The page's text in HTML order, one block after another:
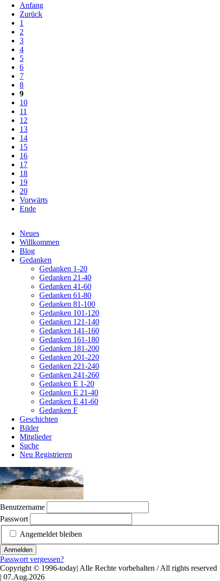
Anfang
Zurück
1
2
3
4
5
6
7
8
9
10
11
12
13
14
15
16
17
18
19
20
Vorwärts
Ende
überspringen
Neues
Willkommen
Blog
Gedanken
Gedanken 1-20
Gedanken 21-40
Gedanken 41-60
Gedanken 61-80
Gedanken 81-100
Gedanken 101-120
Gedanken 121-140
Gedanken 141-160
Gedanken 161-180
Gedanken 181-200
Gedanken 201-220
Gedanken 221-240
Gedanken 241-260
Gedanken E 1-20
Gedanken E 21-40
Gedanken E 41-60
Gedanken F
Geschichten
Bilder
Mitglieder
Suche
Neu Registrieren
Benutzername
Passwort
Angemeldet bleiben
Anmelden
Passwort vergessen?
Copyright © 1996-today| Alle Rechte vorbehalten / All rights reserved
| 07.Aug.2026